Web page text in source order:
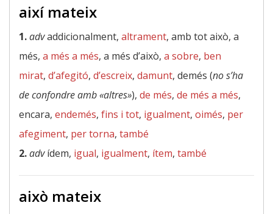
així mateix
1.advaddicionalment, altrament, amb tot això, a
més, a més a més, a més d’això, a sobre, ben
mirat, d’afegitó, d’escreix, damunt, demés (no s’ha
de confondre amb «altres»), de més, de més a més,
encara, endemés, fins i tot, igualment, oimés, per
afegiment, per torna, també
2.advídem, igual, igualment, ítem, també
això mateix